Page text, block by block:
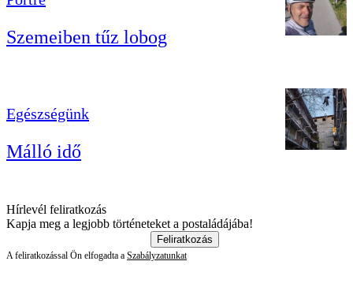
Szemeiben tűz lobog
Egészségünk
Málló idő
Hírlevél feliratkozás
Kapja meg a legjobb történeteket a postaládájába!
Feliratkozás
A feliratkozással Ön elfogadta a Szabályzatunkat